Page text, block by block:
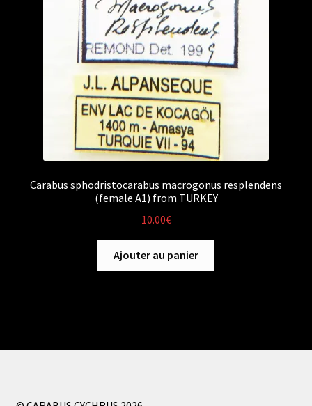
Carabus sphodristocarabus macrogonus resplendens
(female A1) from TURKEY
10.00€
Ajouter au panier